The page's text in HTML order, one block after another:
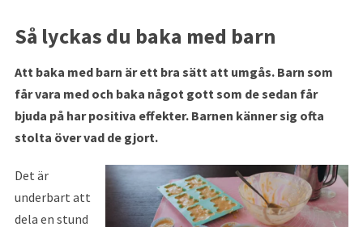
Så lyckas du baka med barn
Att baka med barn är ett bra sätt att umgås. Barn som
får vara med och baka något gott som de sedan får
bjuda på har positiva effekter. Barnen känner sig ofta
stolta över vad de gjort.
Det är
underbart att
dela en stund